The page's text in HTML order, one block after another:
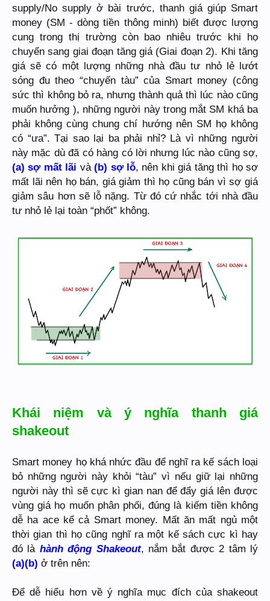
supply/No supply ở bài trước, thanh giá giúp Smart
money (SM - dòng tiền thông minh) biết được lượng
cung trong thị trường còn bao nhiêu trước khi họ
chuyển sang giai đoạn tăng giá (Giai đoạn 2). Khi tăng
giá sẽ có một lượng những nhà đầu tư nhỏ lẻ lướt
sóng đu theo “chuyến tàu” của Smart money (công
sức thì không bỏ ra, nhưng thành quả thì lúc nào cũng
muốn hưởng ), những người này trong mắt SM khá ba
phải không cùng chung chí hướng nên SM họ không
có “ưa”. Tại sao lại ba phải nhỉ? Là vì những người
này mặc dù đã có hàng có lời nhưng lúc nào cũng sợ,
(a) sợ mất lãi và(b) sợ lỗ, nên khi giá tăng thì họ sợ
mất lãi nên họ bán, giá giảm thì họ cũng bán vì sợ giá
giảm sâu hơn sẽ lỗ nặng. Từ đó cứ nhắc tới nhà đầu
tư nhỏ lẻ lại toàn “phốt” không.
Khái niệm và ý nghĩa thanh giá
shakeout
Smart money họ khá nhức đầu để nghĩ ra kế sách loại
bỏ những người này khỏi “tàu” vì nếu giữ lại những
người này thì sẽ cực kì gian nan để đẩy giá lên được
vùng giá họ muốn phân phối, đúng là kiếm tiền không
dễ ha ace kể cả Smart money. Mất ăn mất ngủ một
thời gian thì họ cũng nghĩ ra một kế sách cực kì hay
đó là hành động Shakeout, nắm bắt được 2 tâm lý
(a)(b) ở trên nên:
Để dễ hiểu hơn về ý nghĩa mục đích của shakeout